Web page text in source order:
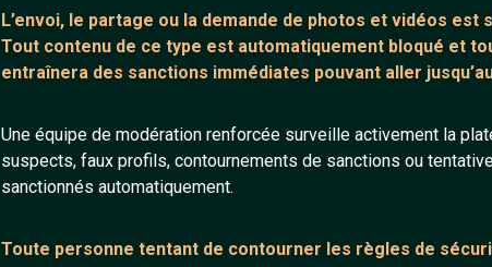
L’envoi, le partage ou la demande de photos et vidéos est
Tout contenu de ce type est automatiquement bloqué et
entraînera des sanctions immédiates pouvant aller
Une équipe de modération renforcée surveille activement la
suspects, faux profils, contournements de sanctions ou
sanctionnés automatiquement.
Toute personne tentant de contourner les règles de
Ce salon n'existe pas
Retour à la liste des